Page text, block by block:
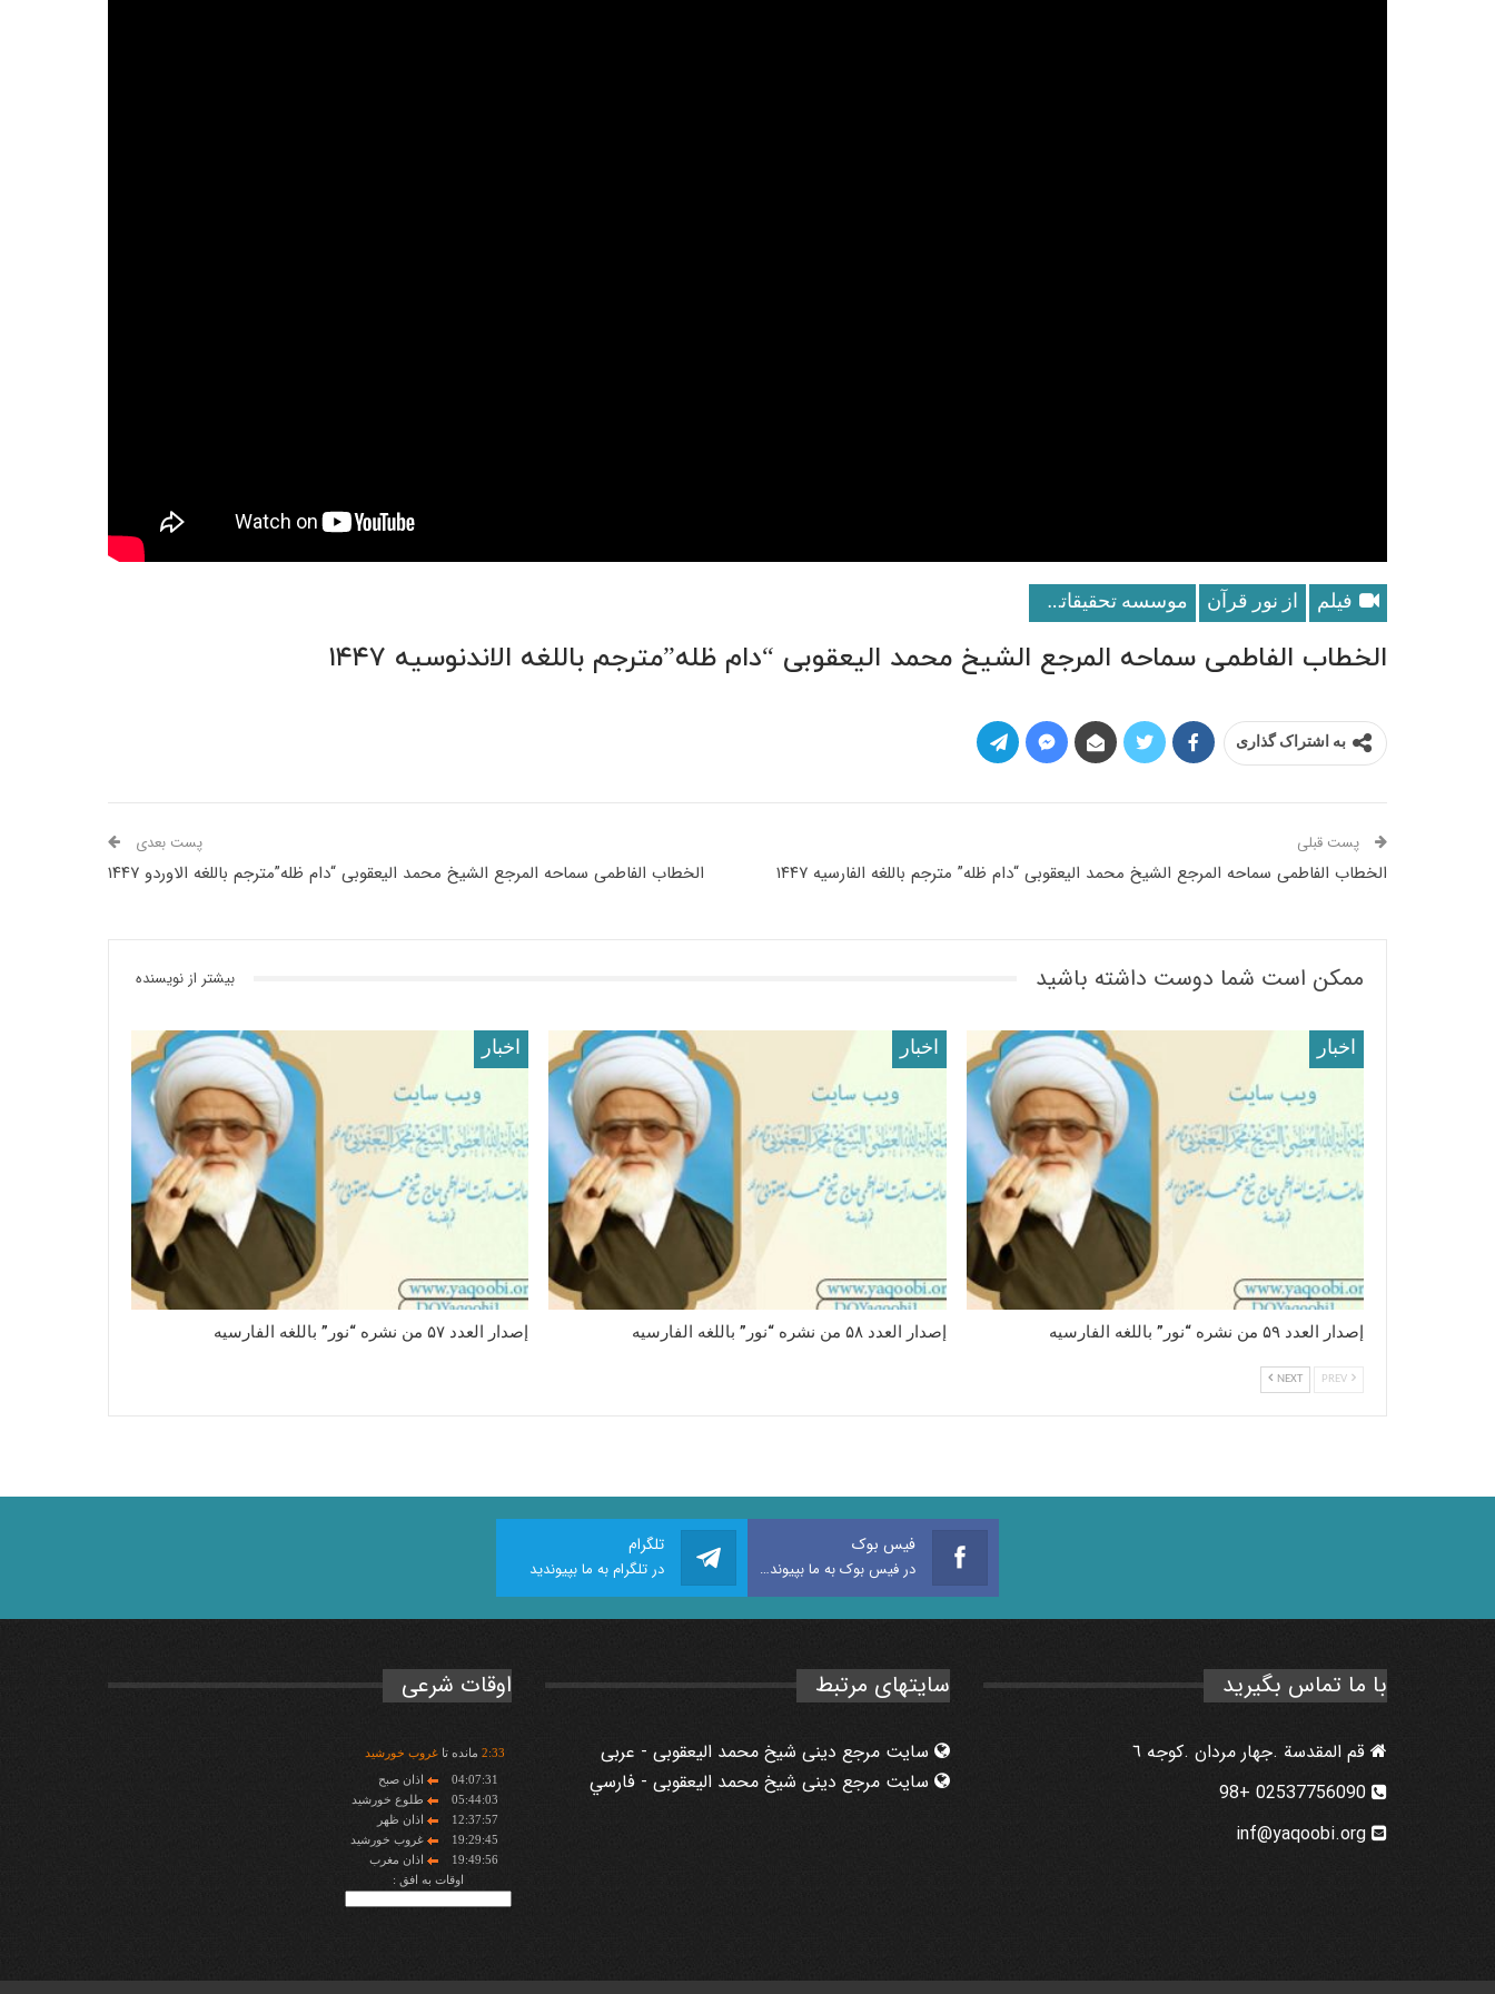
فیلم از نور قرآن موسسه تحقيقاتى و انتشاراتى نور
الخطاب الفاطمی سماحه المرجع الشیخ محمد الیعقوبی “دام ظله”مترجم باللغه الاندنوسیه ۱۴۴۷
به اشتراک گذاری
پست قبلی
الخطاب الفاطمی سماحه المرجع الشیخ محمد الیعقوبی “دام ظله” مترجم باللغه الفارسیه ۱۴۴۷
پست بعدی
الخطاب الفاطمی سماحه المرجع الشیخ محمد الیعقوبی “دام ظله”مترجم باللغه الاوردو ۱۴۴۷
ممکن است شما دوست داشته باشید بیشتر از نویسنده
اخبار
إصدار العدد ۵۹ من نشره “نور” باللغه الفارسیه
اخبار
إصدار العدد ۵۸ من نشره “نور” باللغه الفارسیه
اخبار
إصدار العدد ۵۷ من نشره “نور” باللغه الفارسیه
NEXT
فیس بوک
در فیس بوک به ما بپیوندید
تلگرام
در تلگرام به ما بپیوندید
با ما تماس بگیرید
قم المقدسة .جهار مردان .كوجه ٦
inf@yaqoobi.org
سایتهای مرتبط
سایت مرجع دینی شیخ محمد الیعقوبی - عربی
سایت مرجع دینی شیخ محمد الیعقوبی - فارسي
اوقات شرعی
2:33 مانده تاغروب خورشید
04:07:31
اذان صبح
05:44:03
طلوع خورشید
12:37:57
اذان ظهر
19:29:45
غروب خورشید
19:49:56
اذان مغرب
اوقات به افق :